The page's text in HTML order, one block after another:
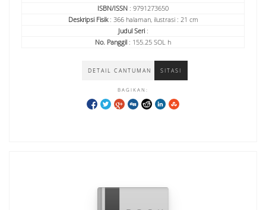
ISBN/ISSN : 9791273650
Deskripsi Fisik: 366 halaman, ilustrasi : 21 cm
Judul Seri:
No. Panggil : 155.25 SOL h
DETAIL CANTUMAN SITASI
BAGIKAN: